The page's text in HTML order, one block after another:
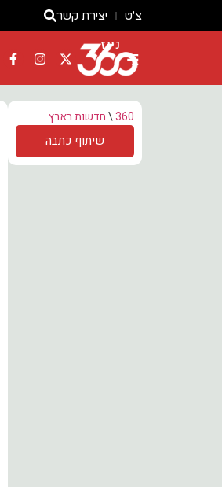
צ'ט יצירת קשר
ניוז
360
\חדשות בארץ
שיתוף כתבה